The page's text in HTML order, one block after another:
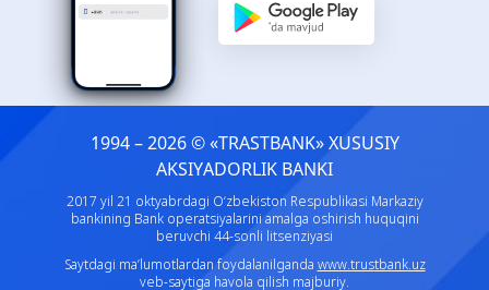
1994 – 2026 © «TRASTBANK» ХUSUSIY
AKSIYADORLIK BANKI
2017 yil 21 oktyabrdagi O‘zbekiston Respublikasi Markaziy
bankining Bank operatsiyalarini amalga oshirish huquqini
beruvchi 44-sonli litsenziyasi
Saytdagi ma’lumotlardan foydalanilganda www.trustbank.uz
veb-saytiga havola qilish majburiy.